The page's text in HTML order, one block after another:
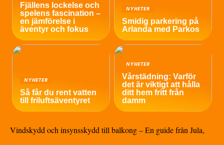
Fjällens lockelse och
spelens fascination –
en jämförelse i
äventyr och fokus
NYHETER
Smidig parkering på
Arlanda med Parkos
NYHETER
Så får du rent vatten
till friluftsäventyret
NYHETER
Vårstädning: Varför
det är viktigt att hålla
ditt hem fritt från
damm
Vindskydd och insynsskydd till balkong – En guide från Jula,